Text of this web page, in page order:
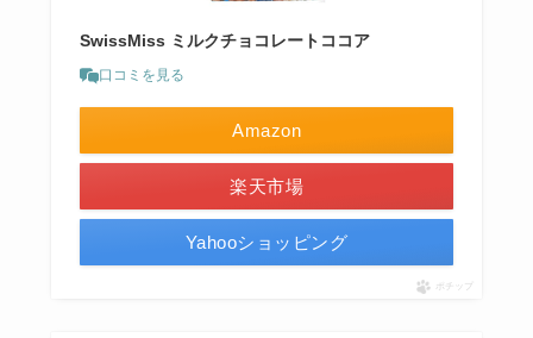
SwissMiss ミルクチョコレートココア
口コミを見る
Amazon
楽天市場
Yahooショッピング
ポチップ